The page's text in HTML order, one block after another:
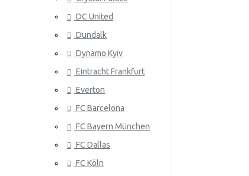
Qatar
Venäjä
Saudi-Arabia
Senegal
Serbia
Slovakia
DC United
Dundalk
Dynamo Kyiv
Eintracht Frankfurt
Everton
FC Barcelona
FC Bayern München
FC Dallas
FC Köln